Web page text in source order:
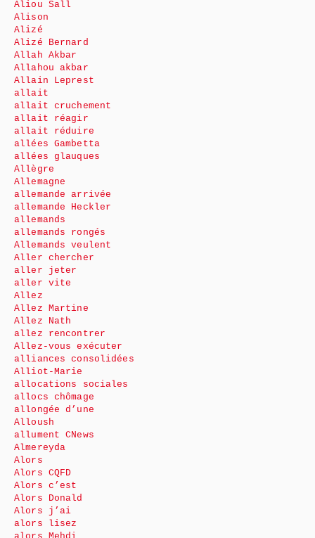
Aliou Sall
Alison
Alizé
Alizé Bernard
Allah Akbar
Allahou akbar
Allain Leprest
allait
allait cruchement
allait réagir
allait réduire
allées Gambetta
allées glauques
Allègre
Allemagne
allemande arrivée
allemande Heckler
allemands
allemands rongés
Allemands veulent
Aller chercher
aller jeter
aller vite
Allez
Allez Martine
Allez Nath
allez rencontrer
Allez-vous exécuter
alliances consolidées
Alliot-Marie
allocations sociales
allocs chômage
allongée d’une
Alloush
allument CNews
Almereyda
Alors
Alors CQFD
Alors c’est
Alors Donald
Alors j’ai
alors lisez